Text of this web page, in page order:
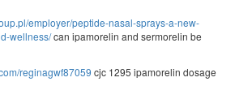
employer/peptide-nasal-sprays-a-new-
wellness/can ipamorelin and sermorelin be
reginagwf87059 cjc 1295 ipamorelin dosage